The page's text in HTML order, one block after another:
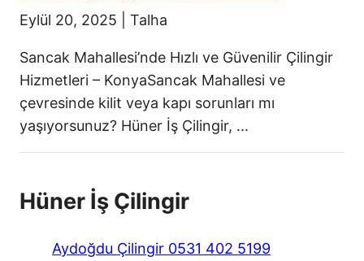
Eylül 20, 2025 Talha
Sancak Mahallesi’nde Hızlı ve Güvenilir Çilingir
Hizmetleri – KonyaSancak Mahallesi ve
çevresinde kilit veya kapı sorunları mı
yaşıyorsunuz? Hüner İş Çilingir, ...
Hüner İş Çilingir
Aydoğdu Çilingir 0531 402 5199